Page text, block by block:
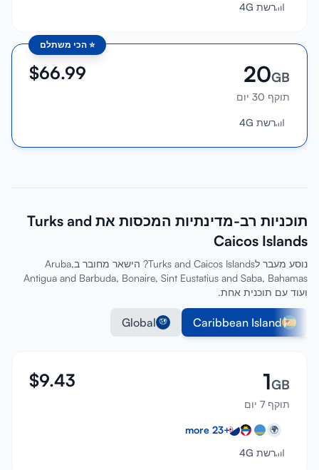
רשת 4G
⭐ הכי משתלם
20GB
תוקף 30 יום
$66.99
רשת 4G
תוכניות רב-מדינתיות המכסות את Turks and
Caicos Islands
נוסע מעבר לTurks and Caicos Islands? הישאר מחובר בAruba,
Antigua and Barbuda, Bonaire, Sint Eustatius and Saba, Bahamas
ועוד עם תוכנית אחת.
Caribbean Island
Global
1GB
תוקף 7 יום
$9.43
🌍
+
23
רשת 4G